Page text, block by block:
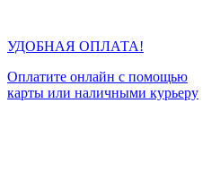
УДОБНАЯ ОПЛАТА!
Оплатите онлайн с помощью
карты или наличными курьеру